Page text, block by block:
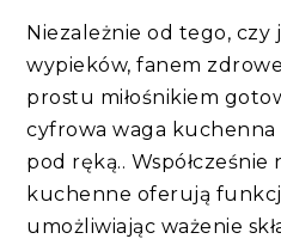
Niezależnie od tego, czy
wypieków, fanem
prostu miłośnikiem
cyfrowa waga kuchenna
pod ręką..
kuchenne oferują
umożliwiając ważenie